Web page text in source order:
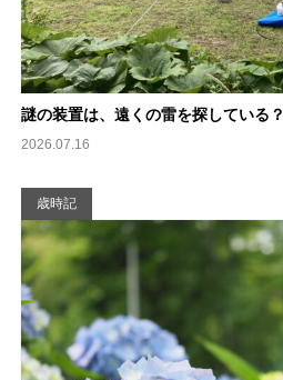
謎の装置は、遠くの雷を探している？
2026.07.16
歳時記